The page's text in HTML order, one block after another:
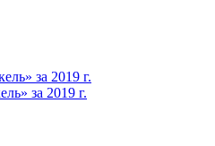
за 2019 г.
за 2019 г.